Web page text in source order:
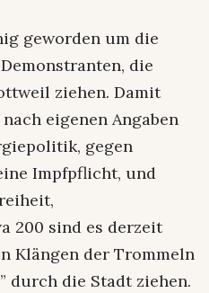
geworden um die
die
ziehen. Damit
eigenen Angaben
gegen
Impfpflicht, und
200 sind es derzeit
Klängen der Trommeln
durch die Stadt ziehen.